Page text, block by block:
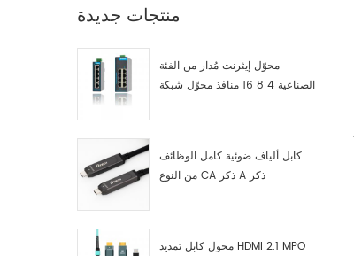
منتجات جديدة
محوّل إيثرنت مُدار من الفئة
الصناعية 4 8 16 منافذ محوّل شبكة
كابل ألياف ضوئية كامل الوظائف
من النوع CA ذكر A ذكر
محول كابل تمديد HDMI 2.1 MPO